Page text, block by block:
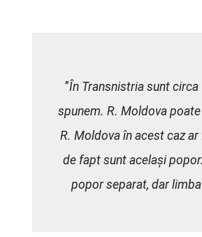
”În Transnistria sunt
spunem. R. Moldova
R. Moldova în acest caz
de fapt sunt același
popor separat, dar